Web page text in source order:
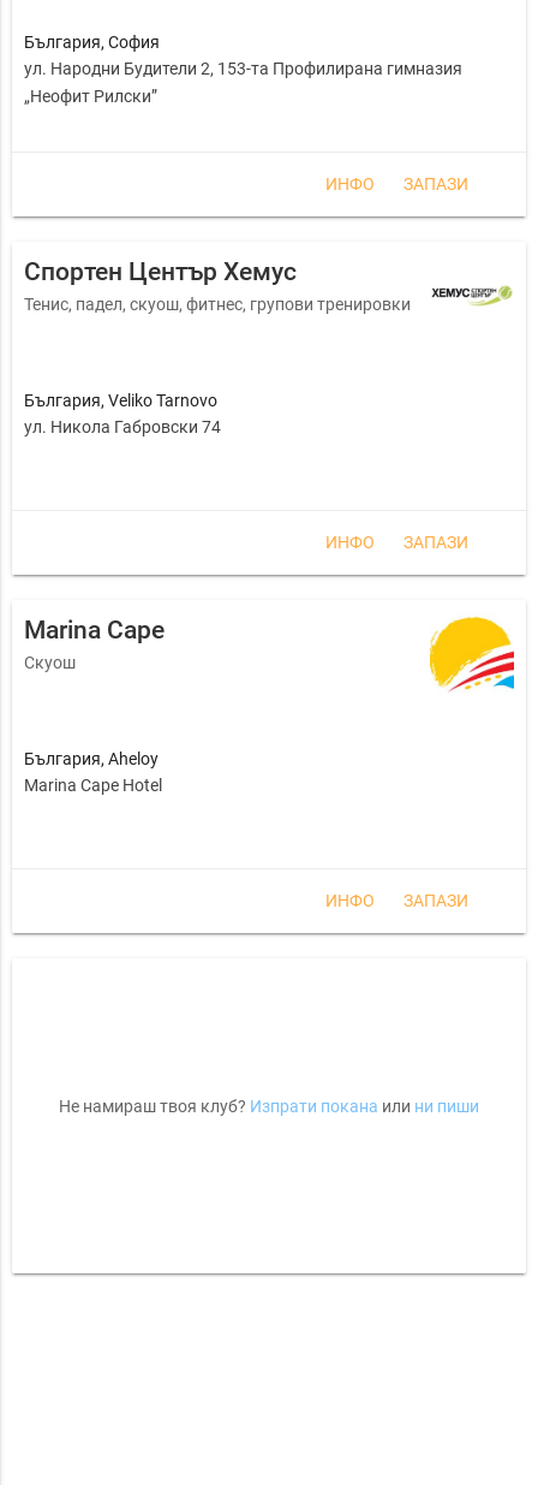
България, София
ул. Народни Будители 2, 153-та Профилирана гимназия
„Неофит Рилски”
ИНФО ЗАПАЗИ
Спортен Център Хемус
Тенис, падел, скуош, фитнес, групови тренировки
България, Veliko Tarnovo
ул. Никола Габровски 74
ИНФО ЗАПАЗИ
Marina Cape
Скуош
България, Aheloy
Marina Cape Hotel
ИНФО ЗАПАЗИ
Не намираш твоя клуб? Изпрати покана или ни пиши